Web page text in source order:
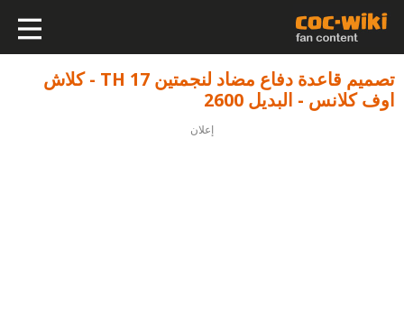
تصميم قاعدة دفاع مضاد لنجمتين TH 17 - كلاش
اوف كلانس - البديل 2600
إعلان